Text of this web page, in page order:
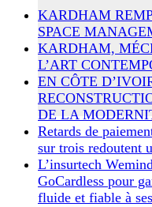
KARDHAM
SPACE
KARDHAM,
L’ART
EN CÔTE
DE LA
Retards de
sur trois redoutent
L’insurtech
GoCardless pour
fluide et fiable à